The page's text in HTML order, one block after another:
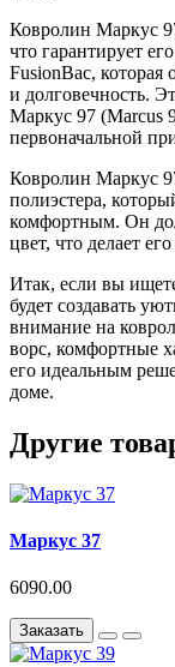
Ковролин Маркус
что гарантирует
FusionBac, которая
и долговечность.
Маркус 97 (Marcus
первоначальной
Ковролин Маркус
полиэстера,
комфортным. Он
цвет, что делает
Итак, если вы
будет создавать
внимание на
ворс, комфортные
его идеальным
доме.
Другие
Маркус 37
6090.00
Заказать